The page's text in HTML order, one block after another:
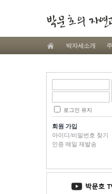
박자세소개
로그인 유지
회원 가입
아이디/비밀번호 찾기
인증 메일 재발송